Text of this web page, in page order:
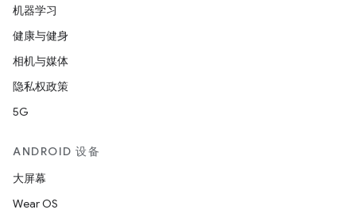
机器学习
健康与健身
相机与媒体
隐私权政策
5G
ANDROID 设备
大屏幕
Wear OS